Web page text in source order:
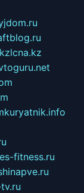
lcna.kz
kuryatnik.info
fitness.ru